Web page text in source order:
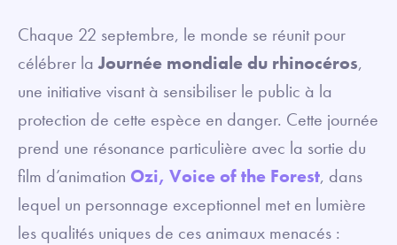
Chaque 22 septembre, le monde se réunit pour
célébrer laJournée mondiale du rhinocéros,
une initiative visant à sensibiliser le public à la
protection de cette espèce en danger. Cette journée
prend une résonance particulière avec la sortie du
film d’animation Ozi, Voice of the Forest, dans
lequel un personnage exceptionnel met en lumière
les qualités uniques de ces animaux menacés :